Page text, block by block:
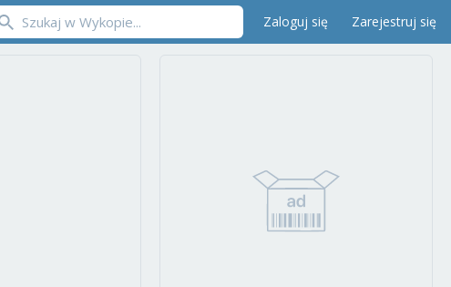
Zaloguj się Zarejestruj się